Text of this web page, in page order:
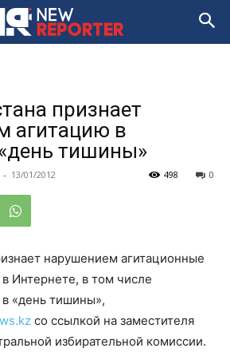
признает
агитацию в
тишины»
- 13/01/2012 0
498
нарушением агитационные
Интернете, в том числе
«день тишины»,
со ссылкой на заместителя
избирательной комиссии.